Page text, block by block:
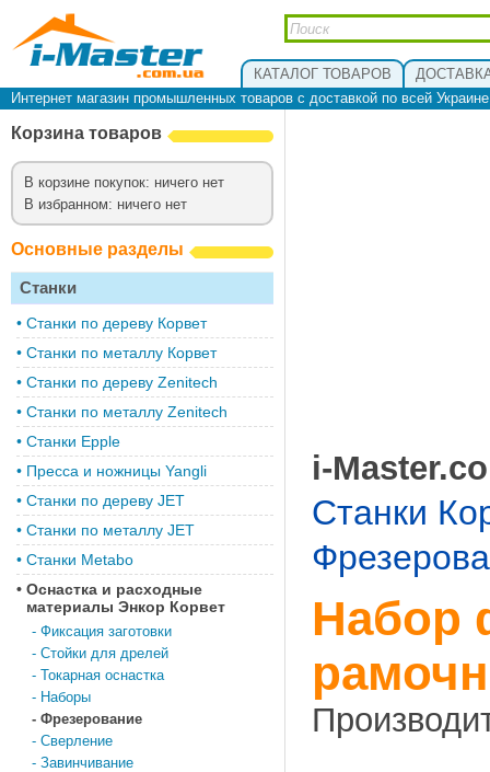
КАТАЛОГ ТОВАРОВ
Интернет магазин промышленных товаров с доставкой по всей
Корзина товаров
В корзине покупок: ничего нет
В избранном: ничего нет
Основные разделы
Станки
• Cтанки по дереву Корвет
• Станки по металлу Корвет
• Cтанки по дереву Zenitech
• Cтанки по металлу Zenitech
• Станки Epple
• Пресса и ножницы Yangli
• Станки по дереву JET
• Станки по металлу JET
• Станки Metabo
• Оснастка и расходные
материалы Энкор Корвет
- Фиксация заготовки
- Стойки для дрелей
- Токарная оснастка
- Наборы
- Фрезерование
- Сверление
- Завинчивание
i-
Станки
Набор